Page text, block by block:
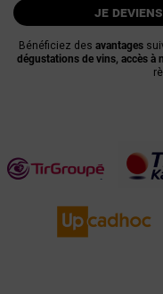
je
Bénéficiez des avantages
dégustations de vins, accès à